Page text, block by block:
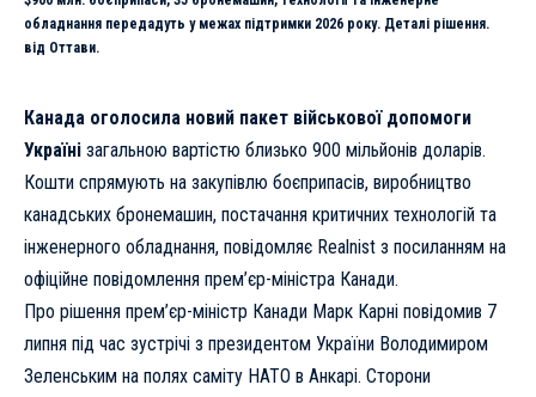
обладнання передадуть у межах підтримки 2026 року. Деталі рішення.
від Оттави.
Канада оголосила новий пакет військової допомоги
Україні загальною вартістю близько 900 мільйонів доларів.
Кошти спрямують на закупівлю боєприпасів, виробництво
канадських бронемашин, постачання критичних технологій та
інженерного обладнання, повідомляє Realnist з посиланням на
офіційне повідомлення прем’єр-міністра Канади.
Про рішення прем’єр-міністр Канади Марк Карні повідомив 7
липня під час зустрічі з президентом України Володимиром
Зеленським на полях саміту НАТО в Анкарі. Сторони